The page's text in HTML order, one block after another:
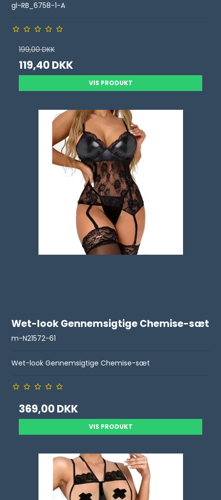
gl-RB_6758-1-A
199,00 DKK
119,40 DKK
VIS PRODUKT
Wet-look Gennemsigtige Chemise-sæt
m-N21572-61
Wet-look Gennemsigtige Chemise-sæt
369,00 DKK
VIS PRODUKT